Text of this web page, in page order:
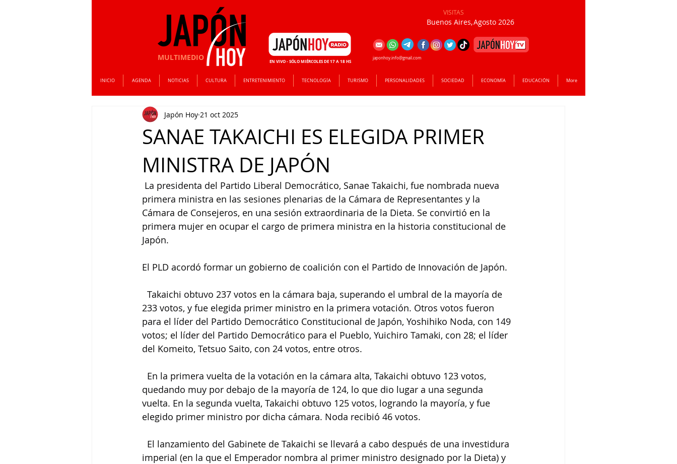
MULTIMEDIO
VISITAS
Buenos Aires,Agosto 2026
INICIO AGENDA NOTICIAS CULTURA ENTRETENIMIENTO TECNOLOGÍA TURISMO PERSONALIDADES SOCIEDAD ECONOMÍA EDUCACIÓN More
EN VIVO - SÓLO MIÉRCOLES DE 17 A 18 HS
japonhoy.info@gmail.com
SANAE TAKAICHI ES ELEGIDA PRIMER
MINISTRA DE JAPÓN
Japón Hoy 21 oct 2025
La presidenta del Partido Liberal Democrático, Sanae Takaichi, fue nombrada nueva
primera ministra en las sesiones plenarias de la Cámara de Representantes y la
Cámara de Consejeros, en una sesión extraordinaria de la Dieta. Se convirtió en la
primera mujer en ocupar el cargo de primera ministra en la historia constitucional de
Japón.
El PLD acordó formar un gobierno de coalición con el Partido de Innovación de Japón.
Takaichi obtuvo 237 votos en la cámara baja, superando el umbral de la mayoría de
233 votos, y fue elegida primer ministro en la primera votación. Otros votos fueron
para el líder del Partido Democrático Constitucional de Japón, Yoshihiko Noda, con 149
votos; el líder del Partido Democrático para el Pueblo, Yuichiro Tamaki, con 28; el líder
del Komeito, Tetsuo Saito, con 24 votos, entre otros.
En la primera vuelta de la votación en la cámara alta, Takaichi obtuvo 123 votos,
quedando muy por debajo de la mayoría de 124, lo que dio lugar a una segunda
vuelta. En la segunda vuelta, Takaichi obtuvo 125 votos, logrando la mayoría, y fue
elegido primer ministro por dicha cámara. Noda recibió 46 votos.
El lanzamiento del Gabinete de Takaichi se llevará a cabo después de una investidura
imperial (en la que el Emperador nombra al primer ministro designado por la Dieta) y